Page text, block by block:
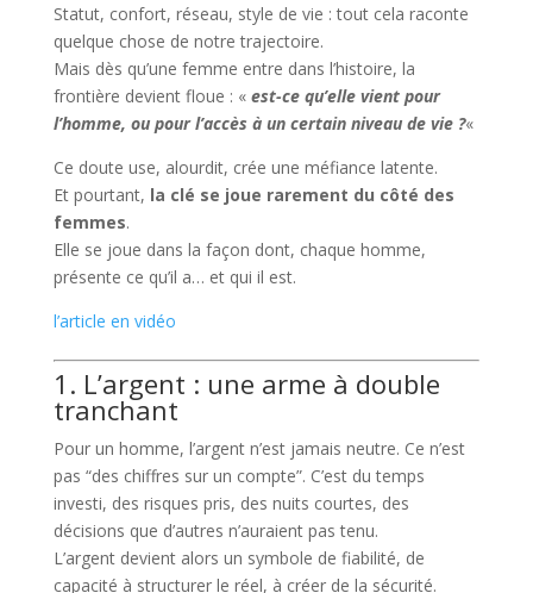
Statut, confort, réseau, style de vie : tout cela raconte
quelque chose de notre trajectoire.
Mais dès qu’une femme entre dans l’histoire, la
frontière devient floue : « est-ce qu’elle vient pour
l’homme, ou pour l’accès à un certain niveau de vie ?«
Ce doute use, alourdit, crée une méfiance latente.
Et pourtant, la clé se joue rarement du côté des
femmes.
Elle se joue dans la façon dont, chaque homme,
présente ce qu’il a… et qui il est.
l’article en vidéo
1. L’argent : une arme à double
tranchant
Pour un homme, l’argent n’est jamais neutre. Ce n’est
pas “des chiffres sur un compte”. C’est du temps
investi, des risques pris, des nuits courtes, des
décisions que d’autres n’auraient pas tenu.
L’argent devient alors un symbole de fiabilité, de
capacité à structurer le réel, à créer de la sécurité.